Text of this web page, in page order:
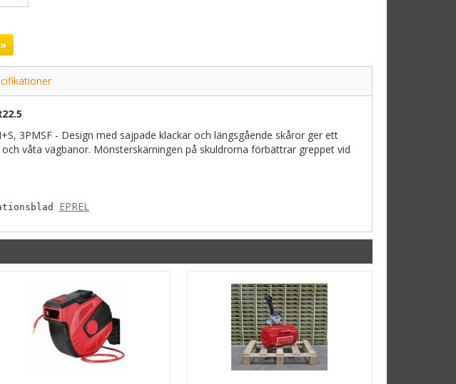
3PMSF - Design med sajpade klackar och längsgående skåror ger ett
våta vägbanor. Mönsterskärningen på skuldrorna förbättrar greppet vid
EPREL